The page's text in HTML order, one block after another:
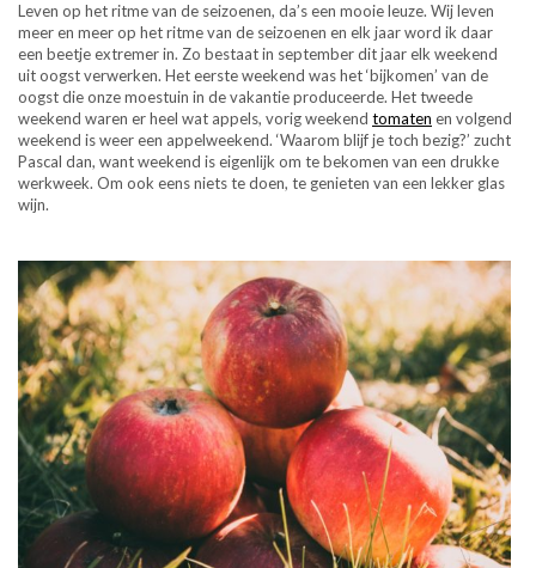
Leven op het ritme van de seizoenen, da’s een mooie leuze. Wij leven
meer en meer op het ritme van de seizoenen en elk jaar word ik daar
een beetje extremer in. Zo bestaat in september dit jaar elk weekend
uit oogst verwerken. Het eerste weekend was het ‘bijkomen’ van de
oogst die onze moestuin in de vakantie produceerde. Het tweede
weekend waren er heel wat appels, vorig weekend tomaten en volgend
weekend is weer een appelweekend. ‘Waarom blijf je toch bezig?’ zucht
Pascal dan, want weekend is eigenlijk om te bekomen van een drukke
werkweek. Om ook eens niets te doen, te genieten van een lekker glas
wijn.